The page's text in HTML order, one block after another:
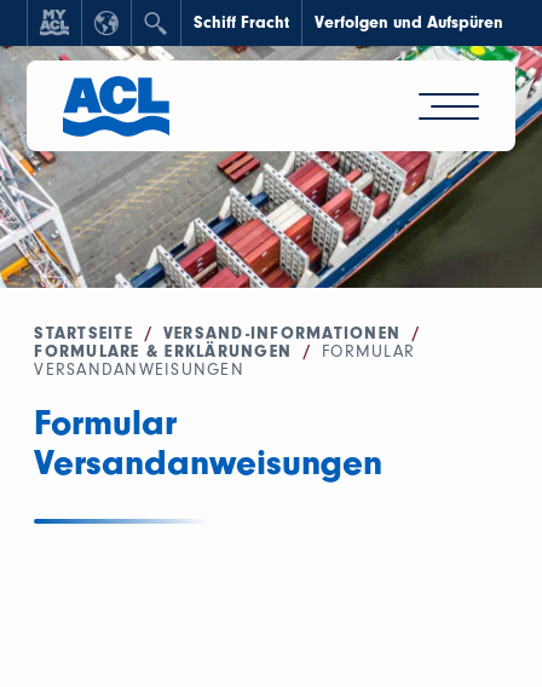
Schiff Fracht Verfolgen und Aufspüren
STARTSEITE / VERSAND-INFORMATIONEN
/
FORMULARE & ERKLÄRUNGEN
/
FORMULAR
VERSANDANWEISUNGEN
Formular
Versandanweisungen